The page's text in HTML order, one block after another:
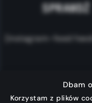
Dbam
Korzystam z plików
[instagram-feed